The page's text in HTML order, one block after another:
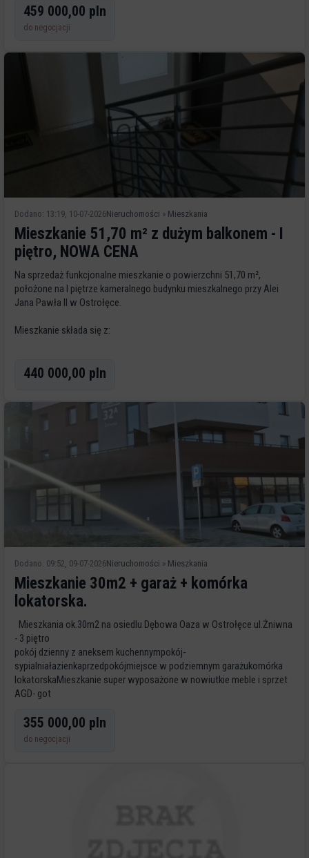
459 000,00 pln
do negocjacji
Dodano: 13:19, 10-07-2026Nieruchomości » Mieszkania
Mieszkanie 51,70 m² z dużym balkonem - I
piętro, NOWA CENA
Na sprzedaż funkcjonalne mieszkanie o powierzchni 51,70 m²,
położone na I piętrze kameralnego budynku mieszkalnego przy Alei
Jana Pawła II w Ostrołęce.
Mieszkanie składa się z:
kuchniłazienkiprzedpokojuDodatkowym atutem
440 000,00 pln
Dodano: 09:52, 09-07-2026Nieruchomości » Mieszkania
Mieszkanie 30m2 + garaż + komórka
lokatorska.
Mieszkania ok.30m2 na osiedlu Dębowa Oaza w Ostrołęce ul.Żniwna
- 3 piętro
pokój dzienny z aneksem kuchennympokój-
sypialniałazienkaprzedpokójmiejsce w podziemnym garażukomórka
lokatorskaMieszkanie super wyposażone w nowiutkie meble i sprzet
AGD- got
355 000,00 pln
do negocjacji